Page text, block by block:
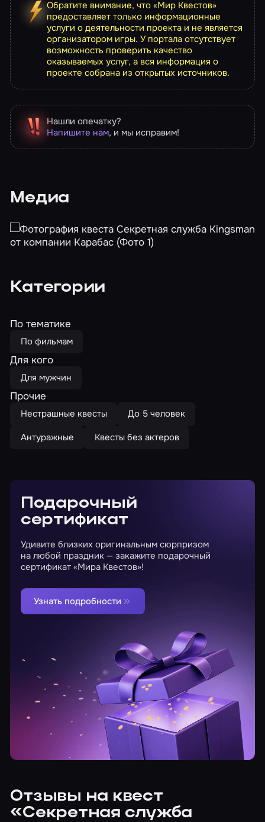
Обратите внимание, что «Мир Квестов»
предоставляет только информационные
услуги о деятельности проекта и не является
организатором игры. У портала отсутствует
возможность проверить качество
оказываемых услуг, а вся информация о
проекте собрана из открытых источников.
Нашли опечатку?
Напишите нам, и мы исправим!
Медиа
Категории
По тематике
По фильмам
Для кого
Для мужчин
Прочие
Нестрашные квесты
До 5 человек
Антуражные
Квесты без актеров
Подарочный
сертификат
Удивите близких оригинальным сюрпризом
на любой праздник — закажите подарочный
сертификат «Мира Квестов»!
Узнать подробности
Отзывы на квест
«Секретная служба